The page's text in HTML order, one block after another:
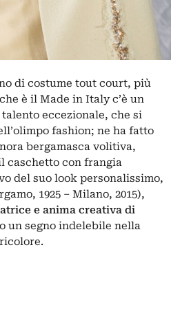
di costume tout court, più
è il Made in Italy c’è un
eccezionale, che si
fashion; ne ha fatto
bergamasca volitiva,
caschetto con frangia
del suo look personalissimo,
1925 – Milano, 2015),
e anima creativa di
un segno indelebile nella